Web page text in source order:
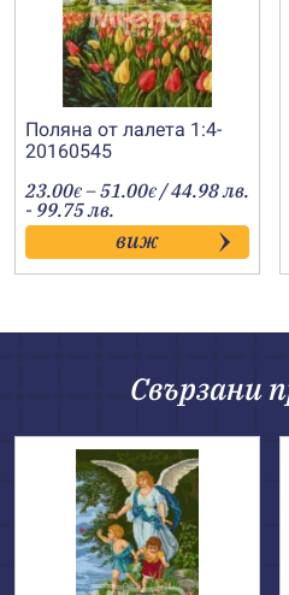
Поляна от лалета 1:4-
20160545
23.00€ –51.00€Price
range:
23.00€
through
51.00€
/ 44.98 лв.
- 99.75 лв.
виж
Свързани